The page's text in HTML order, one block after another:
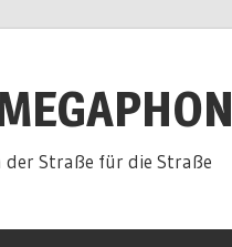
der Straße für die Straße